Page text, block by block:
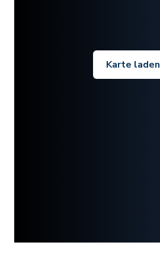
Karte laden